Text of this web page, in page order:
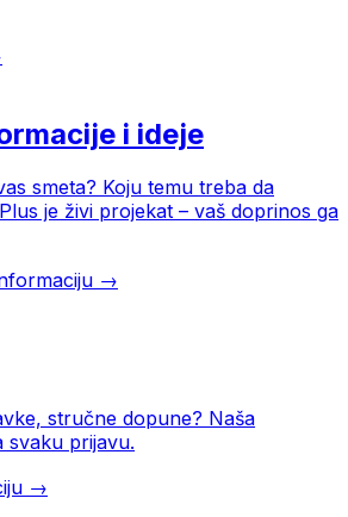
i ideje
smeta? Koju temu treba da
je živi projekat – vaš doprinos ga
→
stručne dopune? Naša
svaku prijavu.
→